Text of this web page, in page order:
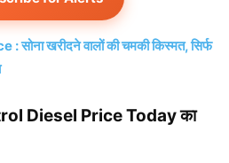
खरीदने वालों की चमकी किस्मत, सिर्फ
Diesel Price Today का